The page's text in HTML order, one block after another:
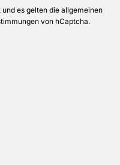
es gelten die allgemeinen
von hCaptcha.